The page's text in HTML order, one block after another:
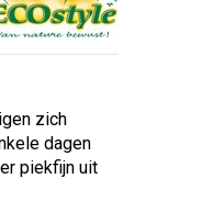
zich
dagen
piekfijn uit